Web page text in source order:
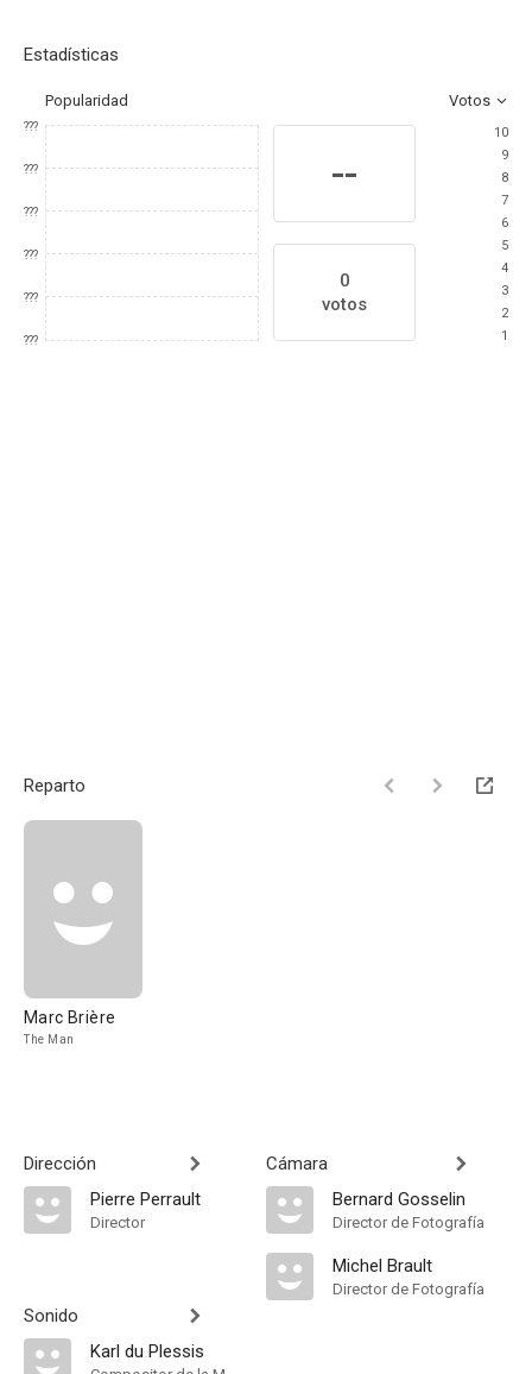
Estadísticas
Popularidad Votos
???
???
???
???
???
???
--
0
votos
10
9
8
7
6
5
4
3
2
1
Reparto
Marc Brière
The Man
Dirección
Pierre Perrault
Director
Sonido
Karl du Plessis
Cámara
Bernard Gosselin
Director de Fotografía
Michel Brault
Director de Fotografía